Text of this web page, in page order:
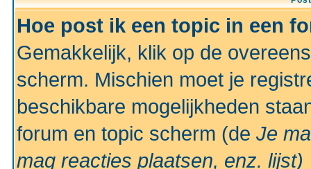
Hoe post ik een topic in een
Gemakkelijk, klik op de
scherm. Mischien moet je
beschikbare mogelijkheden
forum en topic scherm (de Je
mag reacties plaatsen, enz. lijst)